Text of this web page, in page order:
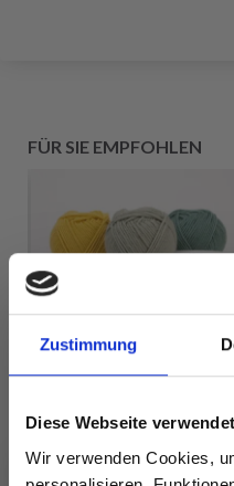
Zustimmung
Diese Webseite
Wir verwenden Cookies,
FÜR SIE EMPFOHLEN
DROPS MERINO